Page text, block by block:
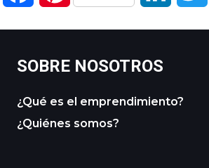
SOBRE NOSOTROS
¿Qué es el emprendimiento?
¿Quiénes somos?